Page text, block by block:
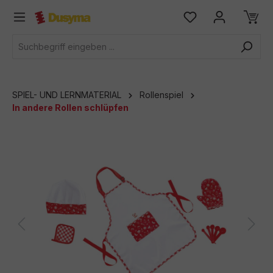
springen
SPIEL- UND LERNMATERIAL
Rollenspiel
In andere Rollen schlüpfen